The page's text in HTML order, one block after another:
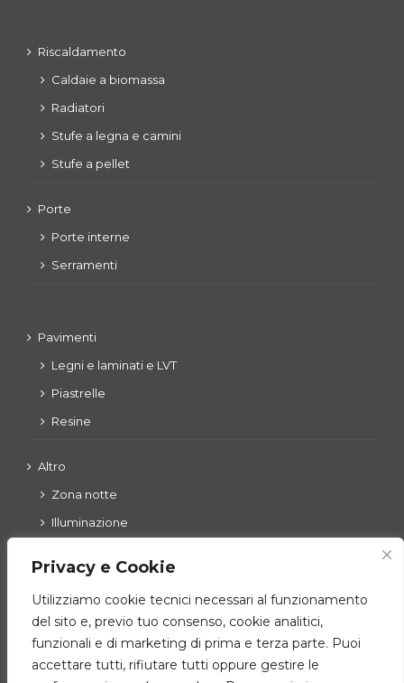
Privacy e Cookie
Utilizziamo cookie tecnici necessari al funzionamento
del sito e, previo tuo consenso, cookie analitici,
funzionali e di marketing di prima e terza parte. Puoi
accettare tutti, rifiutare tutti oppure gestire le
Riscaldamento
Caldaie a biomassa
Radiatori
Stufe a legna e camini
Stufe a pellet
Porte
Porte interne
Serramenti
Pavimenti
Legni e laminati e LVT
Piastrelle
Resine
Altro
Zona notte
Illuminazione
Zona giorno
Cucine
Ingressi – living – complementi